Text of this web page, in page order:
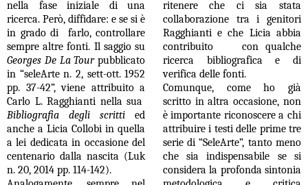
nella fase iniziale di una
ricerca. Però, diffidare: e se si è
in grado di farlo, controllare
sempre altre fonti. Il saggio su
Georges De La Tourpubblicato
in “seleArte n. 2, sett-ott. 1952
pp. 37-42”, viene attribuito a
Carlo L. Ragghianti nella sua
Bibliografia degli scritti ed
anche a Licia Collobi in quella
a lei dedicata in occasione del
centenario dalla nascita (Luk
n. 20, 2014 pp. 114-142).
ritenere che ci sia stata
collaborazione tra i genitori
Ragghianti e che Licia abbia
contribuito con qualche
ricerca bibliografica e di
verifica delle fonti.
Comunque, come ho già
scritto in altra occasione, non
è importante riconoscere a chi
attribuire i testi delle prime tre
serie di “SeleArte”, tanto meno
che sia indispensabile se si
considera la profonda sintonia